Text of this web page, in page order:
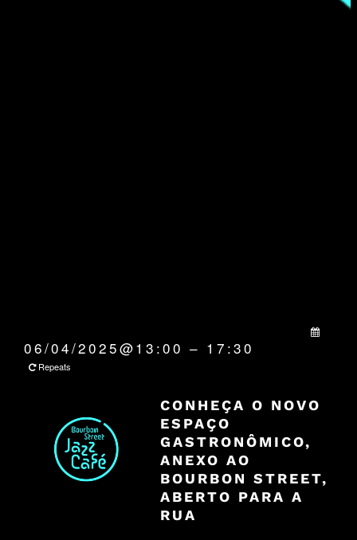
06/04/2025@13:00 – 17:30
Repeats
CONHEÇA O NOVO
ESPAÇO
GASTRONÔMICO,
ANEXO AO
BOURBON STREET,
ABERTO PARA A
RUA